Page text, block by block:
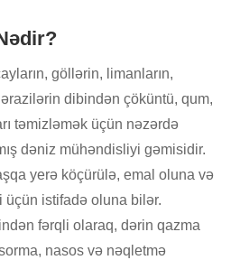
göllərin, limanların,
ərazilərin dibindən çöküntü, qum,
təmizləmək üçün nəzərdə
dəniz mühəndisliyi gəmisidir.
yerə köçürülə, emal oluna və
istifadə oluna bilər.
fərqli olaraq, dərin qazma
nasos və nəqletmə